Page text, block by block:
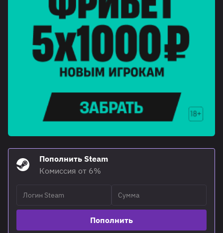
Пополнить Steam
Комиссия от 6%
Пополнить